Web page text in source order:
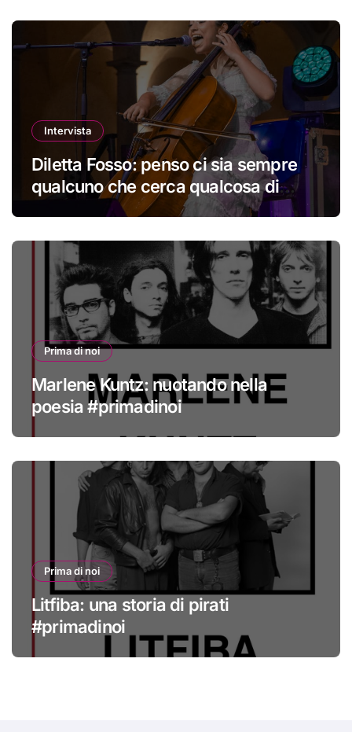
Intervista
Diletta Fosso: penso ci sia sempre
qualcuno che cerca qualcosa di
Prima di noi
Marlene Kuntz: nuotando nella
poesia #primadinoi
Prima di noi
Litfiba: una storia di pirati
#primadinoi